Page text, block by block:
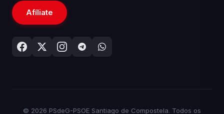
Afíliate
© 2026 PSdeG-PSOE Santiago de Compostela. Todos os